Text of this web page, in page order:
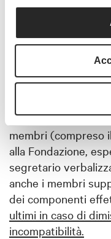
presentato la
Direttore Generale
Commissione di
membri (compreso
alla Fondazione,
segretario
anche i membri
dei componenti
ultimi in caso di
incompatibilità.